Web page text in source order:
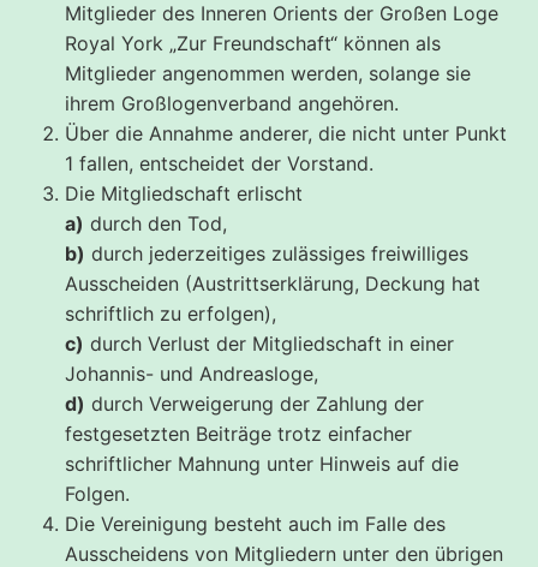
Mitglieder des Inneren Orients der Großen Loge
Royal York „Zur Freundschaft“ können als
Mitglieder angenommen werden, solange sie
ihrem Großlogenverband angehören.
Über die Annahme anderer, die nicht unter Punkt
1 fallen, entscheidet der Vorstand.
Die Mitgliedschaft erlischt
a) durch den Tod,
b) durch jederzeitiges zulässiges freiwilliges
Ausscheiden (Austrittserklärung, Deckung hat
schriftlich zu erfolgen),
c) durch Verlust der Mitgliedschaft in einer
Johannis- und Andreasloge,
d) durch Verweigerung der Zahlung der
festgesetzten Beiträge trotz einfacher
schriftlicher Mahnung unter Hinweis auf die
Folgen.
Die Vereinigung besteht auch im Falle des
Ausscheidens von Mitgliedern unter den übrigen